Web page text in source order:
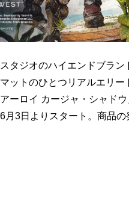
タジオのハイエンドブラ
ットのひとつリアルエリ
ーロイ カージャ・シャド
月3日よりスタート。商品